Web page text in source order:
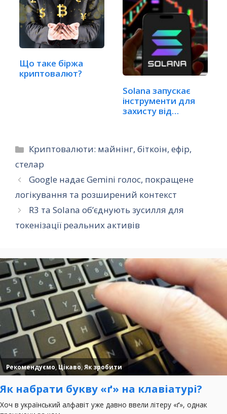
Що таке біржа
криптовалют?
Solana запускає
інструменти для
захисту від
Категорії
Криптовалюти: майнінг, біткоін, ефір,
стелар
Google надає Gemini голос, покращене
логікування та розширений контекст
R3 та Solana об’єднують зусилля для
токенізації реальних активів